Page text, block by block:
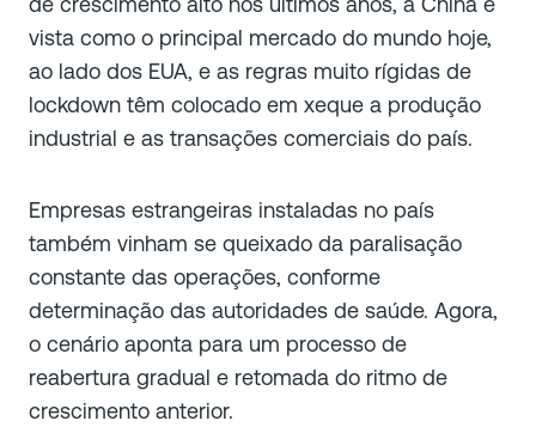
vista como o principal mercado do mundo hoje,
ao lado dos EUA, e as regras muito rígidas de
lockdown têm colocado em xeque a produção
industrial e as transações comerciais do país.
Empresas estrangeiras instaladas no país
também vinham se queixado da paralisação
constante das operações, conforme
determinação das autoridades de saúde. Agora,
o cenário aponta para um processo de
reabertura gradual e retomada do ritmo de
crescimento anterior.